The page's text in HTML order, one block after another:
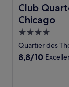
Club
Chicago
Club
Hébergement
4.0 étoiles
Quartier des
8.8
8,8/10